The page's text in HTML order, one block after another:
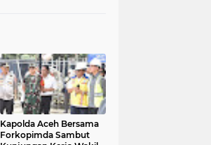
Kapolda Aceh Bersama
Forkopimda Sambut